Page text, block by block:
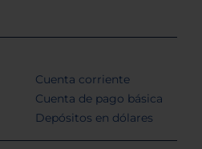
Cuenta corriente
Cuenta de pago básica
Depósitos en dólares